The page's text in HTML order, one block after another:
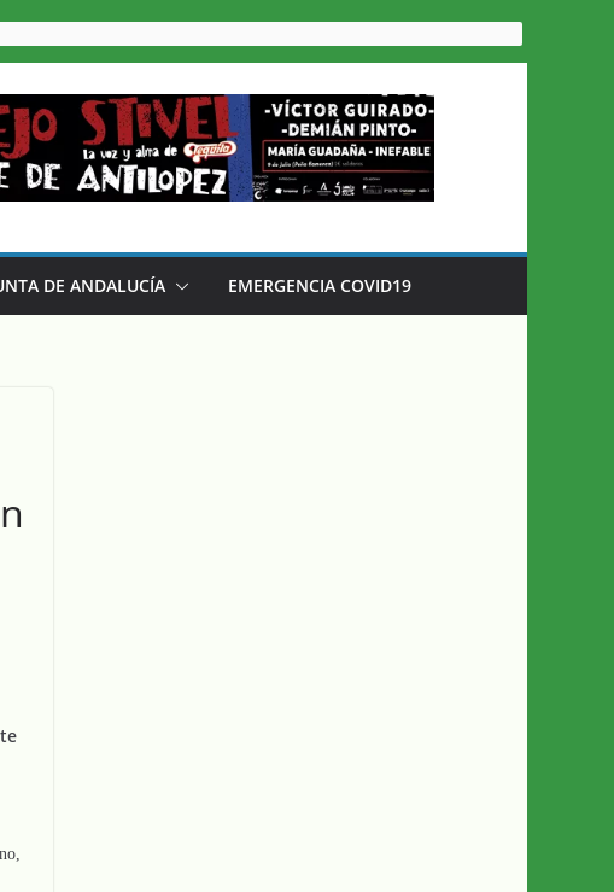
DE ANDALUCÍA EMERGENCIA COVID19